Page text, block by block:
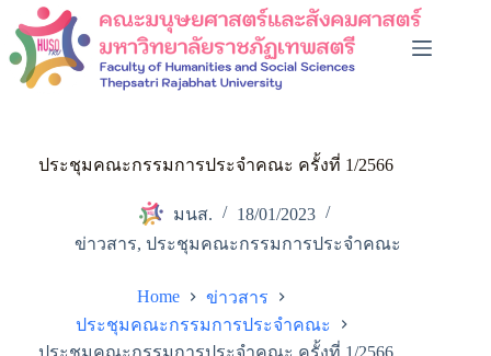
ประชุมคณะกรรมการประจำคณะ ครั้งที่ 1/2566
มนส.
18/01/2023
ข่าวสาร,ประชุมคณะกรรมการประจำคณะ
Home
ข่าวสาร
ประชุมคณะกรรมการประจำคณะ
ประชุมคณะกรรมการประจำคณะ ครั้งที่ 1/2566